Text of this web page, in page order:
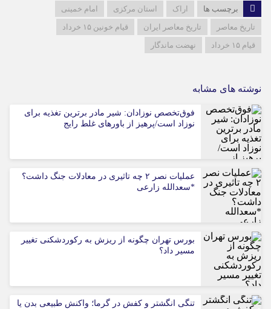
برچسب ها اراک استان مرکزی
امام خمینی
تاریخ معاصر
تاریخ معاصر ایران
قیام خونین ۱۵ خرداد
قیام ۱۵ خرداد
نهضت ماندگار
نوشته های مشابه
فوق‌تخصص نوزادان: شیر مادر برترین تغذیه برای
نوزاد است/پرهیز از باورهای غلط رایج
عملیات نصر ۲ چه تاثیری در معادلات جنگ داشت؟
*سعدالله زارعی
بورس تهران چگونه از ریزش به رکوردشکنی تغییر
مسیر داد؟
تنگی انگشتر و کفش در گرما؛ واکنش طبیعی بدن یا